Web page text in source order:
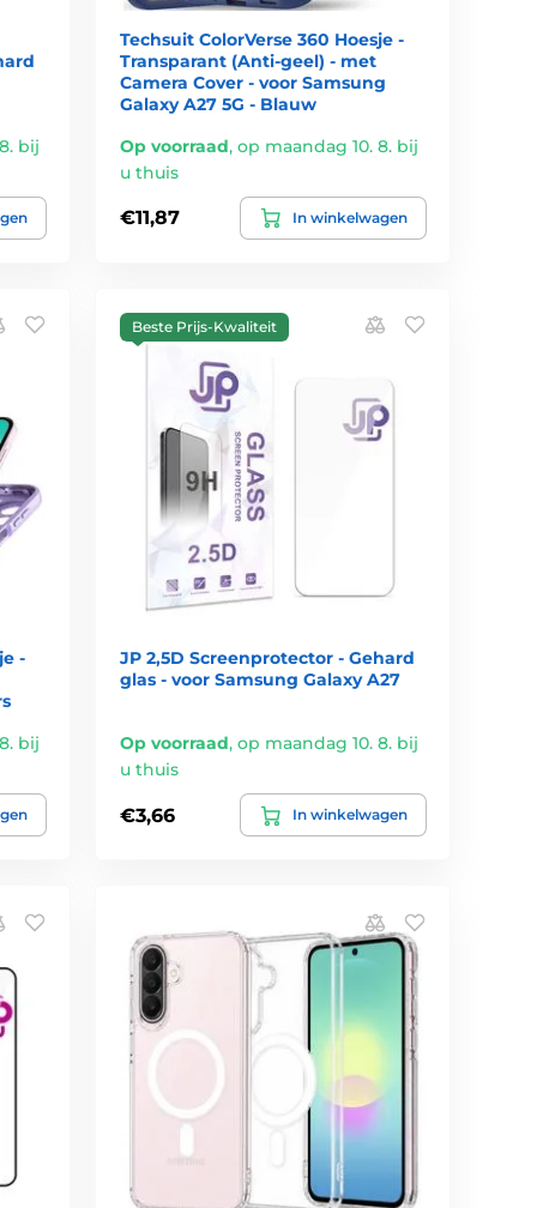
bij
Techsuit ColorVerse 360 Hoesje -
Transparant (Anti-geel) - met
Camera Cover - voor Samsung
Galaxy A27 5G - Blauw
Op voorraad,op maandag 10. 8. bij
u thuis
€11,87 In winkelwagen
-
bij
Beste Prijs-Kwaliteit
JP 2,5D Screenprotector - Gehard
glas - voor Samsung Galaxy A27
Op voorraad,op maandag 10. 8. bij
u thuis
€3,66 In winkelwagen